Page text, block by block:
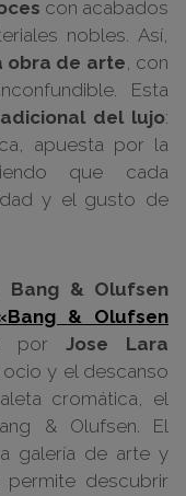
con acabados
nobles. Así,
obra de arte, con
Esta
del lujo:
apuesta por la
que cada
y el gusto de
Bang & Olufsen
& Olufsen
por Jose Lara
y el descanso
cromática, el
& Olufsen. El
galería de arte y
descubrir